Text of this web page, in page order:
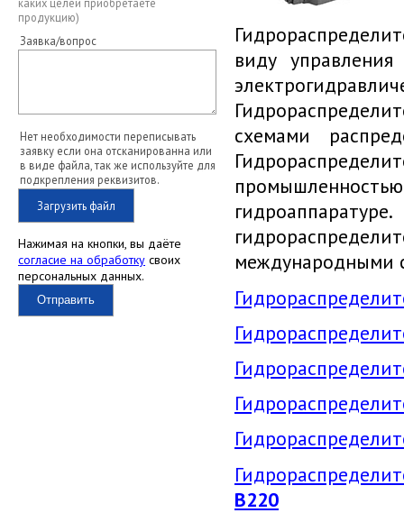
продукцию)
Заявка/вопрос
Нет необходимости переписывать
заявку если она отсканированна или
в виде файла, так же используйте для
подкрепления реквизитов.
Загрузить файл
Нажимая на кнопки, вы даёте
согласие на обработку своих
персональных данных.
Отправить
виду
схемами
международными
В220